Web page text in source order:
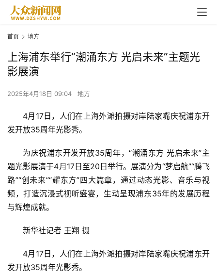
首页 地方
上海浦东举行“潮涌东方 光启未来”主题光
影展演
2025年4月18日 09:04 地方
4月17日，人们在上海外滩拍摄对岸陆家嘴庆祝浦东开
发开放35周年光影秀。
为庆祝浦东开发开放35周年，“潮涌东方 光启未来”主
题光影展演于4月17日至20日举行。展演分为“梦启航”“腾飞
路”“创未来”“耀东方”四大篇章，通过动态光影、音乐与视
频，打造沉浸式视听盛宴，生动呈现浦东35年的发展历程
与辉煌成就。
新华社记者 王翔 摄
4月17日，人们在上海外滩拍摄对岸陆家嘴庆祝浦东开
发开放35周年光影秀。